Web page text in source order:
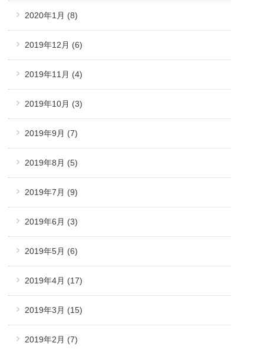
2020年1月 (8)
2019年12月 (6)
2019年11月 (4)
2019年10月 (3)
2019年9月 (7)
2019年8月 (5)
2019年7月 (9)
2019年6月 (3)
2019年5月 (6)
2019年4月 (17)
2019年3月 (15)
2019年2月 (7)